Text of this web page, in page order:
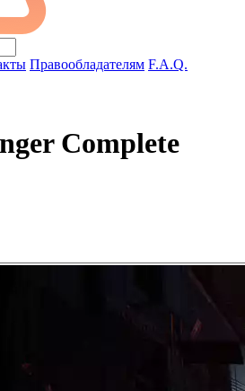
Правообладателям F.A.Q.
Complete